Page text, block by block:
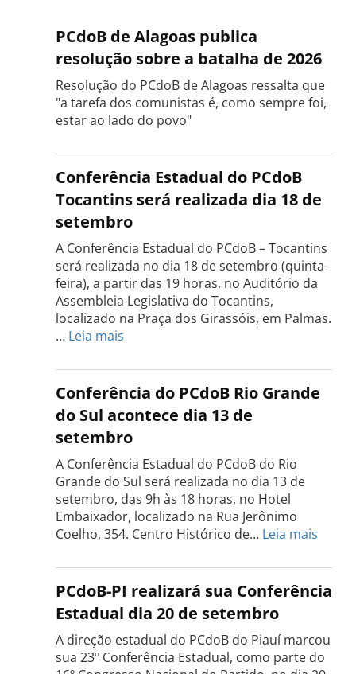
PCdoB de Alagoas publica
resolução sobre a batalha de 2026
Resolução do PCdoB de Alagoas ressalta que
"a tarefa dos comunistas é, como sempre foi,
estar ao lado do povo"
Conferência Estadual do PCdoB
Tocantins será realizada dia 18 de
setembro
A Conferência Estadual do PCdoB – Tocantins
será realizada no dia 18 de setembro (quinta-
feira), a partir das 19 horas, no Auditório da
Assembleia Legislativa do Tocantins,
localizado na Praça dos Girassóis, em Palmas.
… Leia mais
Estadual
do
PCdoB
Tocantins
será
realizada
dia
18
de
setembro
Conferência do PCdoB Rio Grande
do Sul acontece dia 13 de
setembro
A Conferência Estadual do PCdoB do Rio
Grande do Sul será realizada no dia 13 de
setembro, das 9h às 18 horas, no Hotel
Embaixador, localizado na Rua Jerônimo
Coelho, 354. Centro Histórico de… Leia mais
do
PCdoB
Rio
do
Sul
PCdoB-PI realizará sua Conferência
Estadual dia 20 de setembro
A direção estadual do PCdoB do Piauí marcou
sua 23º Conferência Estadual, como parte do